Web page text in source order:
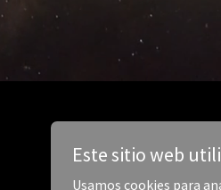
Este sitio web
Usamos cookies para